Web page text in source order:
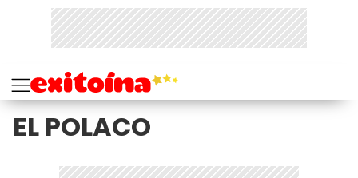
EL POLACO